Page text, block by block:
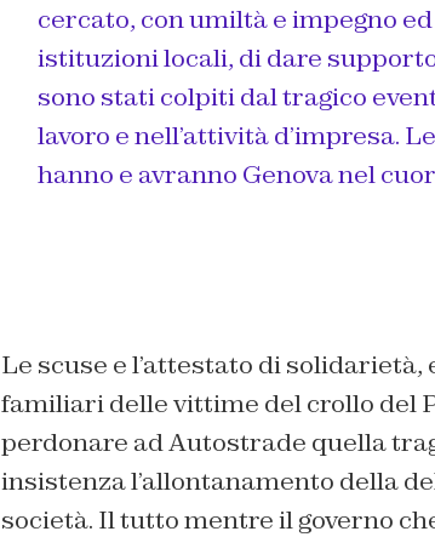
cercato, con umiltà e impegno
istituzioni locali, di dare
sono stati colpiti dal tragico
lavoro e nell’attività d’impresa.
hanno e avranno Genova nel
Le scuse e l’attestato di
familiari delle vittime del crollo del
perdonare ad Autostrade quella
insistenza l’allontanamento della
società. Il tutto mentre il governo